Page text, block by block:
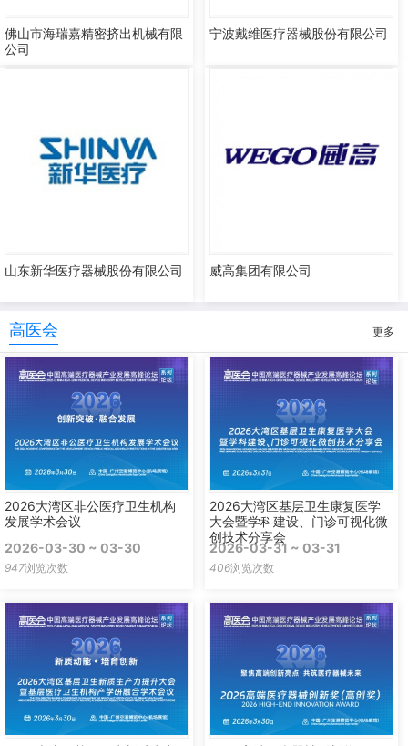
佛山市海瑞嘉精密挤出机械有限
公司
宁波戴维医疗器械股份有限公司
山东新华医疗器械股份有限公司 威高集团有限公司
高医会 更多
2026大湾区非公医疗卫生机构
发展学术会议
2026-03-30 ~ 03-30
947浏览次数
2026大湾区基层卫生康复医学
大会暨学科建设、门诊可视化微
创技术分享会
2026-03-31 ~ 03-31
406浏览次数